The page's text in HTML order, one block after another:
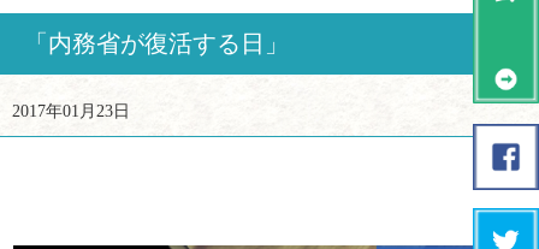
「内務省が復活する日」
2017年01月23日